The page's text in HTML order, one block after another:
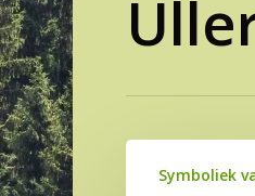
BoomSymboliek